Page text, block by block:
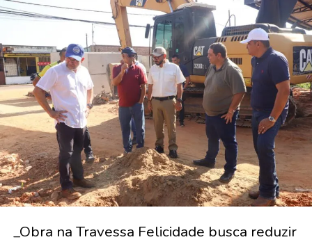
_Obra na Travessa Felicidade busca reduzir